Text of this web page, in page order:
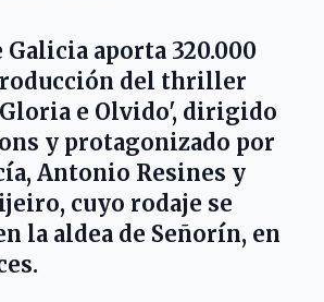
Galicia aporta 320.000
del thriller
e Olvido', dirigido
y protagonizado por
, Antonio Resines y
, cuyo rodaje se
la aldea de Señorín, en
.